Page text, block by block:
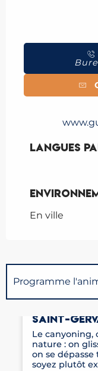
Langues
Langues
En ville
Programme
...
SAINT-
Le canyoning,
nature : on
on se dépasse
soyez plutôt